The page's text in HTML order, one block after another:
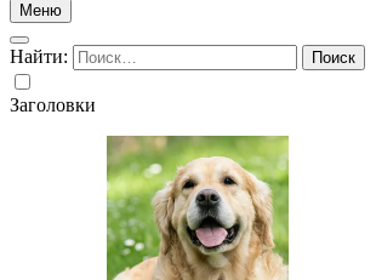
Меню
Найти:
Заголовки